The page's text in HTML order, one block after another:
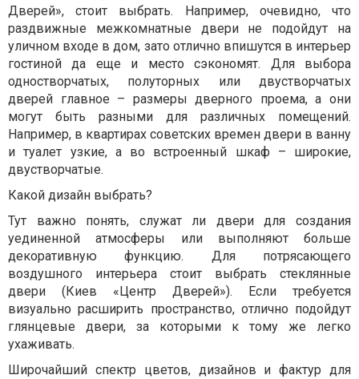
Дверей», стоит выбрать. Например, очевидно, что
раздвижные межкомнатные двери не подойдут на
уличном входе в дом, зато отлично впишутся в интерьер
гостиной да еще и место сэкономят. Для выбора
одностворчатых, полуторных или двустворчатых
дверей главное – размеры дверного проема, а они
могут быть разными для различных помещений.
Например, в квартирах советских времен двери в ванну
и туалет узкие, а во встроенный шкаф – широкие,
двустворчатые.
Какой дизайн выбрать?
Тут важно понять, служат ли двери для создания
уединенной атмосферы или выполняют больше
декоративную функцию. Для потрясающего
воздушного интерьера стоит выбрать стеклянные
двери (Киев «Центр Дверей»). Если требуется
визуально расширить пространство, отлично подойдут
глянцевые двери, за которыми к тому же легко
ухаживать.
Широчайший спектр цветов, дизайнов и фактур для